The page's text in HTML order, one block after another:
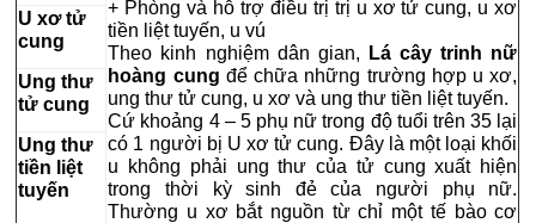
+ Phòng và hỗ trợ điều trị trị u xơ tử cung, u xơ
tiền liệt tuyến, u vú
Theo kinh nghiệm dân gian,
Lá cây trinh nữ
hoàng cung để chữa những trường hợp u xơ,
ung thư tử cung, u xơ và ung thư tiền liệt tuyến.
Cứ khoảng 4 – 5 phụ nữ trong độ tuổi trên 35 lại
có 1 người bị U xơ tử cung. Đây là một loại khối
u không phải ung thư của tử cung xuất hiện
trong thời kỳ sinh đẻ của người phụ nữ.
Thường u xơ bắt nguồn từ chỉ một tế bào cơ
U xơ tử
cung
Ung thư
tử cung
Ung thư
tiền liệt
tuyến